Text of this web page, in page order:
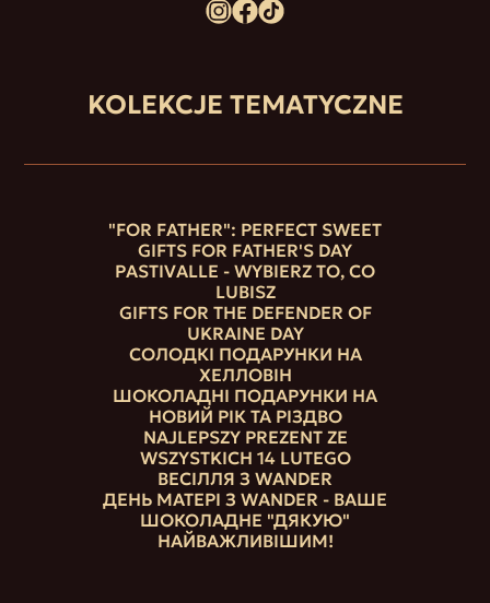
KOLEKCJE TEMATYCZNE
"FOR FATHER": PERFECT SWEET
GIFTS FOR FATHER'S DAY
PASTIVALLE - WYBIERZ TO, CO
LUBISZ
GIFTS FOR THE DEFENDER OF
UKRAINE DAY
СОЛОДКІ ПОДАРУНКИ НА
ХЕЛЛОВІН
ШОКОЛАДНІ ПОДАРУНКИ НА
НОВИЙ РІК ТА РІЗДВО
NAJLEPSZY PREZENT ZE
WSZYSTKICH 14 LUTEGO
ВЕСІЛЛЯ З WANDER
ДЕНЬ МАТЕРІ З WANDER - ВАШЕ
ШОКОЛАДНЕ "ДЯКУЮ"
НАЙВАЖЛИВІШИМ!